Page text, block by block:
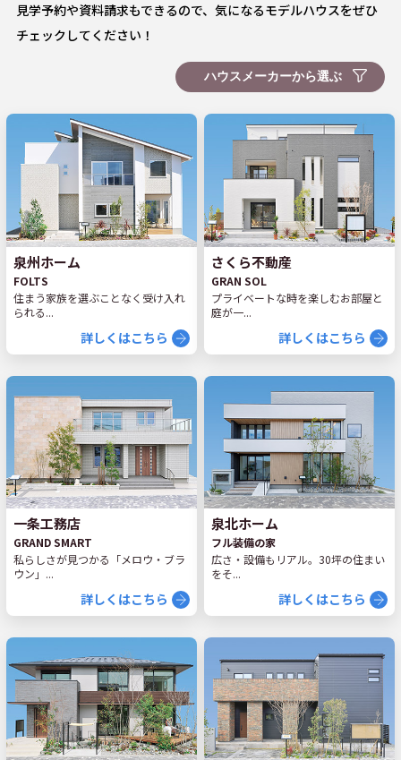
見学予約や資料請求もできるので、気になるモデルハウスをぜひ
チェックしてください！
泉州ホーム
FOLTS
住まう家族を選ぶことなく受け入れ
られる...
詳しくはこちら
さくら不動産
GRAN SOL
プライベートな時を楽しむお部屋と
庭が一...
詳しくはこちら
一条工務店
GRAND SMART
私らしさが見つかる「メロウ・ブラ
ウン」...
詳しくはこちら
泉北ホーム
フル装備の家
広さ・設備もリアル。30坪の住まい
をそ...
詳しくはこちら